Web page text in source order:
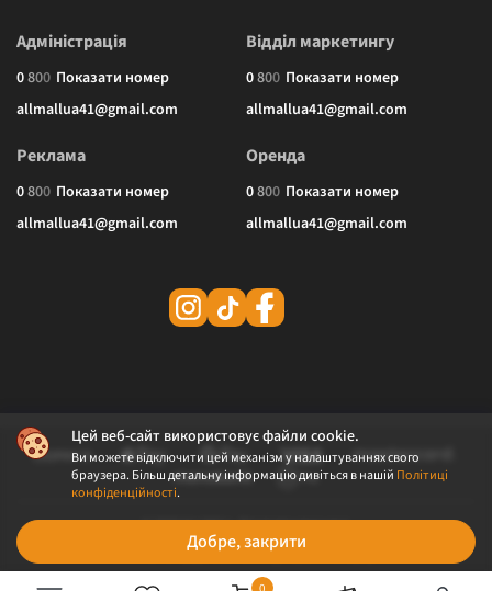
Цей веб-сайт використовує файли cookie.
Ви можете відключити цей механізм у налаштуваннях свого
браузера. Більш детальну інформацію дивіться в нашій Політиці
конфіденційності.
Добре, закрити
Адміністрація
0800 Показати номер
allmallua41@gmail.com
Відділ маркетингу
0800 Показати номер
allmallua41@gmail.com
Реклама
0800 Показати номер
allmallua41@gmail.com
Оренда
0800 Показати номер
allmallua41@gmail.com
© 2026 ALLMALL. Всі права захищені.
Політика конфіденційності